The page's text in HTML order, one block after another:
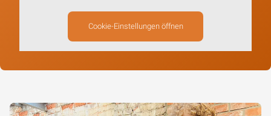
Cookie-Einstellungen öffnen